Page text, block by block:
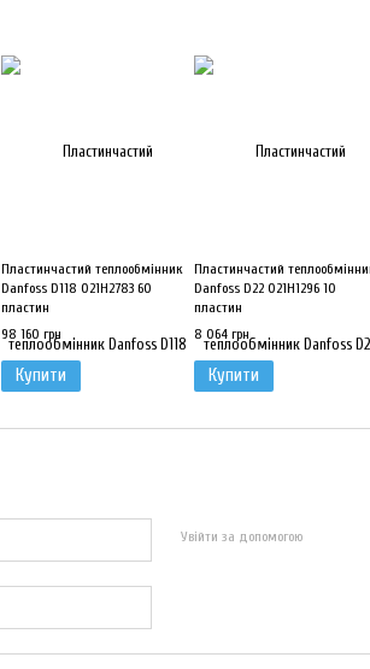
Пластинчастий теплообмінник
Danfoss D118 021H2783 60
пластин
98 160 грн
Купити
Пластинчастий
Danfoss D22 021H1296 10
пластин
8 064 грн
Купити
Увійти за допомогою